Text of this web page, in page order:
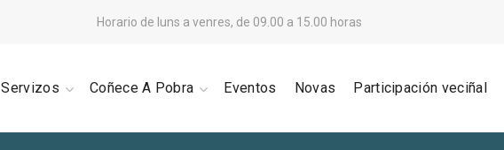
Horario de luns a venres, de 09.00 a 15.00 horas
Servizos Coñece A Pobra Eventos Novas Participación veciñal